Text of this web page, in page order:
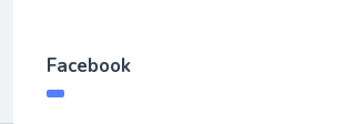
Facebook